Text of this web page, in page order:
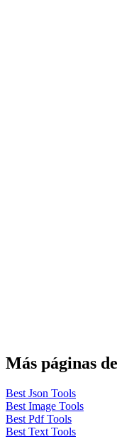
Más páginas
Best Json Tools
Best Image Tools
Best Pdf Tools
Best Text Tools